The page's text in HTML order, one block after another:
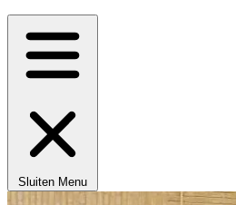
Sluiten Menu